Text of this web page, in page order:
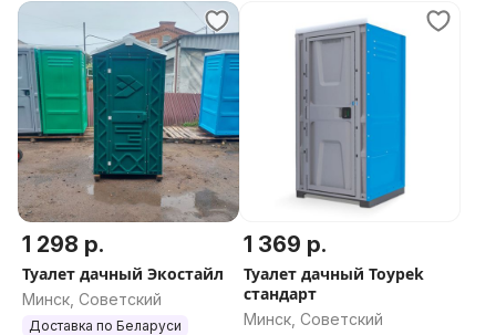
1 298 р.
Туалет дачный Экостайл
Минск, Советский
Доставка по Беларуси
1 369 р.
Туалет дачный Toypek
стандарт
Минск, Советский